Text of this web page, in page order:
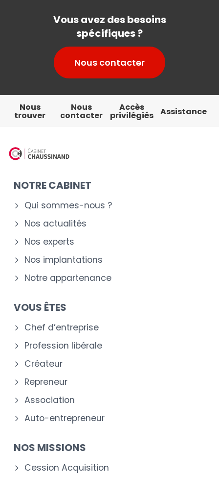
Vous avez des besoins
spécifiques ?
Nous contacter
Nous
trouver
Nous
contacter
Accès
privilégiés Assistance
NOTRE CABINET
Qui sommes-nous ?
Nos actualités
Nos experts
Nos implantations
Notre appartenance
VOUS ÊTES
Chef d’entreprise
Profession libérale
Créateur
Repreneur
Association
Auto-entrepreneur
NOS MISSIONS
Cession Acquisition